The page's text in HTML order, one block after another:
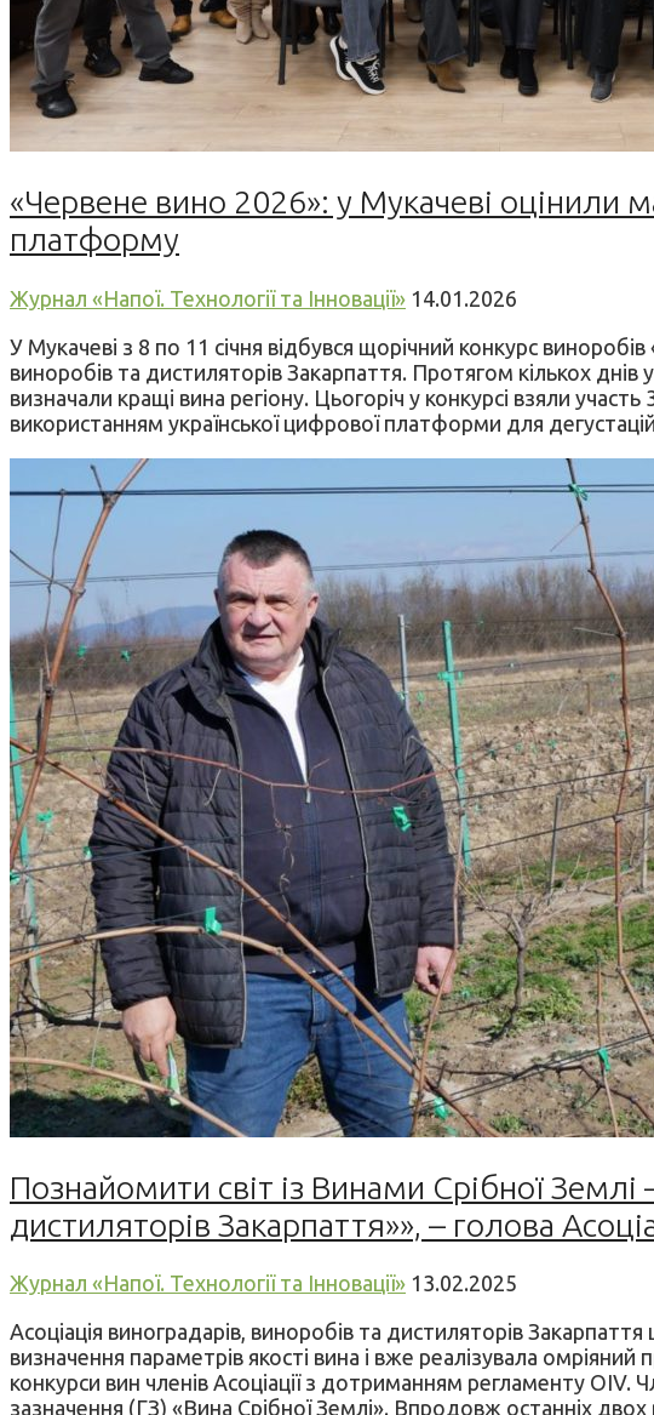
«Червене вино 2026»: у Мукачеві оцінили
платформу
Журнал «Напої. Технології та Інновації» 14.01.2026
У Мукачеві з 8 по 11 січня відбувся щорічний конкурс
виноробів та дистиляторів Закарпаття. Протягом кількох
визначали кращі вина регіону. Цьогоріч у конкурсі взяли
використанням української цифрової платформи для
Познайомити світ із Винами Срібної Землі
дистиляторів Закарпаття»», – голова
Журнал «Напої. Технології та Інновації» 13.02.2025
Асоціація виноградарів, виноробів та дистиляторів
визначення параметрів якості вина і вже реалізувала
конкурси вин членів Асоціації з дотриманням регламенту OIV.
зазначення (ГЗ) «Вина Срібної Землі». Впродовж останніх